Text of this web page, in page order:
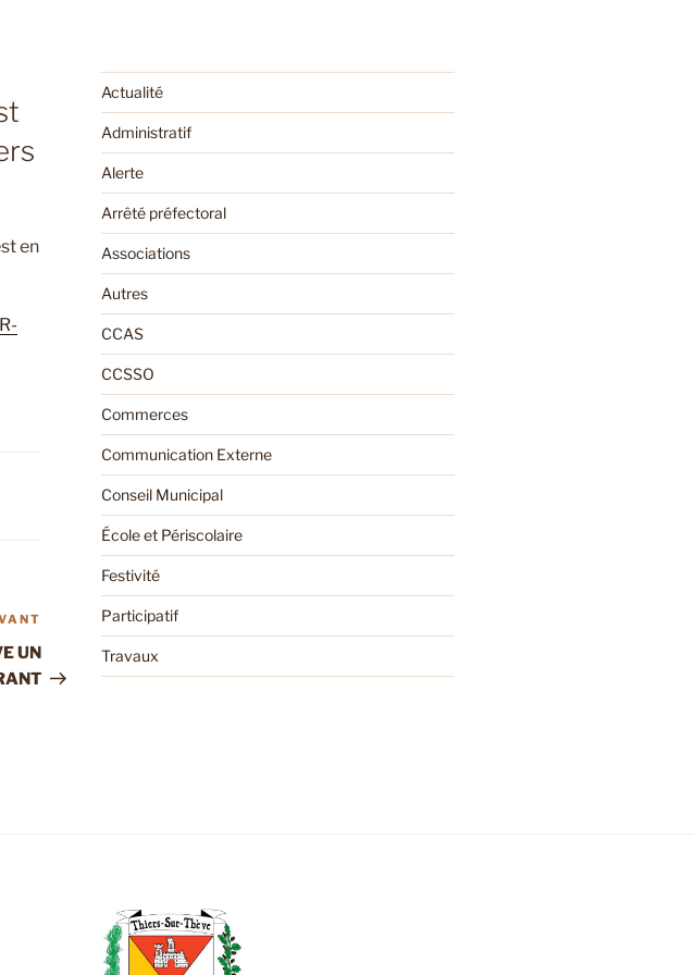
en
suivant
UN
Actualité
Administratif
Alerte
Arrêté préfectoral
Associations
Autres
CCAS
CCSSO
Commerces
Communication Externe
Conseil Municipal
École et Périscolaire
Festivité
Participatif
Travaux